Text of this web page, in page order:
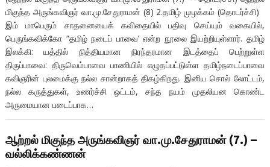
மிகுந்த அருங்கவிஞர் வா.மு.சேதுராமன் (8) 2.தமிழ் முழக்கம் (தொடர்ச்சி)
இம் மாபெரும் சாதனையைக் கவிதையில் பதிவு செய்யும் வகையில்,
பெருங்கவிக்கோ “தமிழ் நடைப் பாவை’ என்ற நூலை இயற்றியுள்ளார். தமிழ்
இலக்கி: யத்தில் நித்தியமான நிரந்தரமான இடத்தைப் பெற்றுள்ள
திருப்பாவை: திருவெம்பாவை பாணியில் எழுதப்பட்டுள்ள தமிழ்நடைப்பாவை
கவிஞரின் புலமைக்கு நல்ல சான்றாகத் திகழ்கிறது. இனிய சொல் லோட்டம்,
நல்ல கருத்துகள், உணர்ச்சி ஒட்டம், சந்த நயம் முதலியன கொண்ட
அருமையான படைப்பாக…
ஆற்றல் மிகுந்த அருங்கவிஞர் வா.மு.சேதுராமன் (7.) –
வல்லிக்கண்ணன்